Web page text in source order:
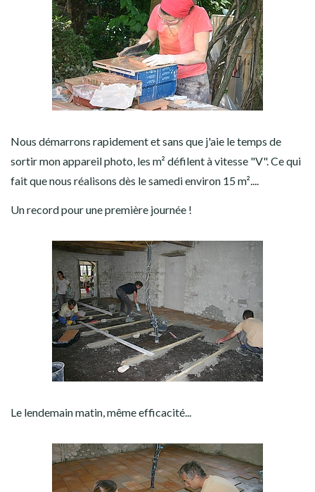
Nous démarrons rapidement et sans que j'aie le temps de
sortir mon appareil photo, les m² défilent à vitesse "V". Ce qui
fait que nous réalisons dès le samedi environ 15 m²....
Un record pour une première journée !
Le lendemain matin, même efficacité...